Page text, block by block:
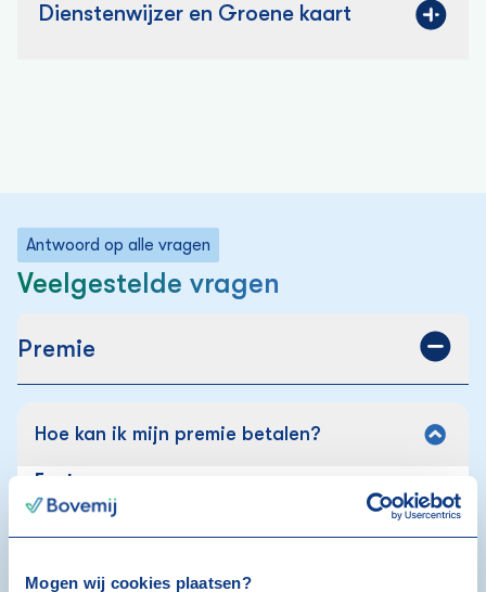
Mogen wij cookies plaatsen?
Dienstenwijzer en Groene kaart
Antwoord op alle vragen
Veelgestelde vragen
Premie
Hoe kan ik mijn premie betalen?
Factuur:
Ontvang je een factuur? Gebruik deze om je premie
de factuur altijd binnen 21 dagen.